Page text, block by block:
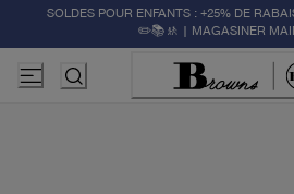
SOLDES POUR ENFANTS : +25% DE
✏️📚🚸 | MAGASINER